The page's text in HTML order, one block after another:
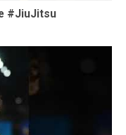
#JiuJitsu